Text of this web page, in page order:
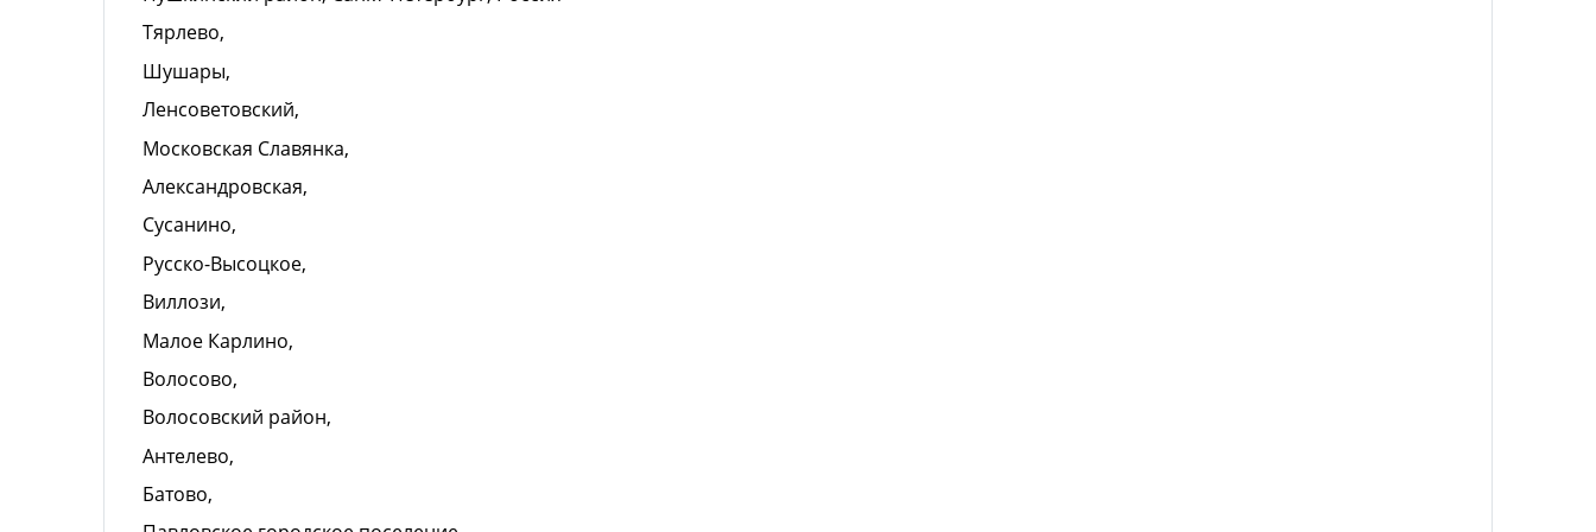
Тярлево,
Шушары,
Ленсоветовский,
Московская Славянка,
Александровская,
Сусанино,
Русско-Высоцкое,
Виллози,
Малое Карлино,
Волосово,
Волосовский район,
Антелево,
Батово,